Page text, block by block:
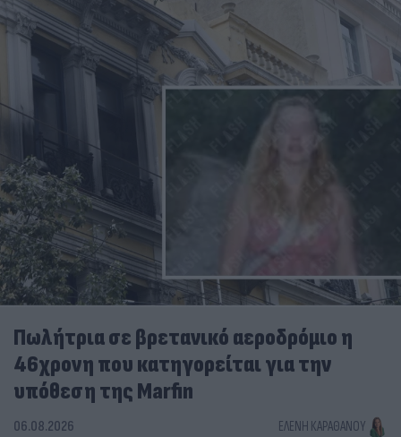
Πωλήτρια σε βρετανικό αεροδρόμιο η
46χρονη που κατηγορείται για την
υπόθεση της Marfin
06.08.2026 ΕΛΈΝΗ ΚΑΡΑΘΆΝΟΥ